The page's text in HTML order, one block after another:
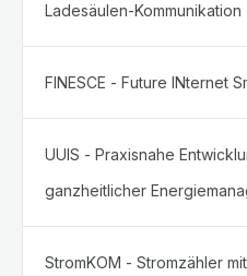
Ladesäulen-Kommunikation
FINESCE - Future INternet
UUIS - Praxisnahe
ganzheitlicher
StromKOM - Stromzähler